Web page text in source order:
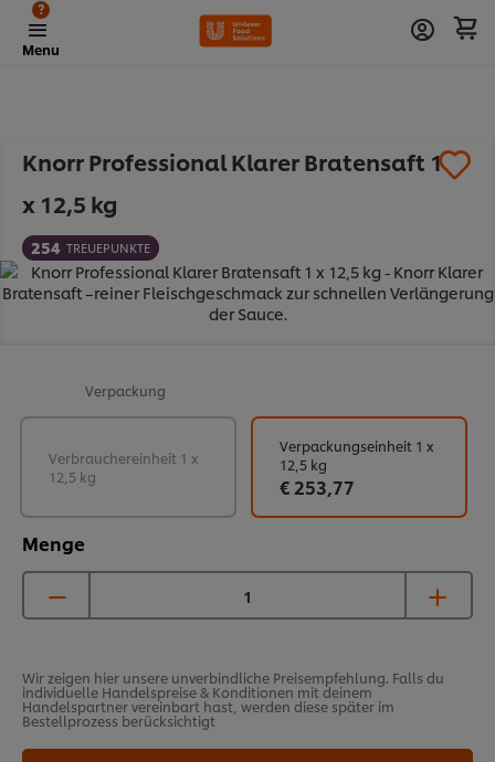
Menu
?
Knorr Professional Klarer Bratensaft 1
x 12,5 kg
254 TREUEPUNKTE
Verpackung
Menge
Verbrauchereinheit 1 x
12,5 kg
Verpackungseinheit 1 x
12,5 kg
€ 253,77
Wir zeigen hier unsere unverbindliche Preisempfehlung. Falls du
individuelle Handelspreise & Konditionen mit deinem
Handelspartner vereinbart hast, werden diese später im
Bestellprozess berücksichtigt